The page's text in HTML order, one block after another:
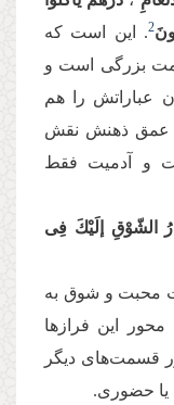
2. این است كه
بزرگی است و
عباراتش را هم
عمق ذهنش نقش
و آدمیت فقط
الشّوْقِ إلَیْكَ فِی
محبت و شوق به
این فرازها
قسمت‌های دیگر
حضوری.